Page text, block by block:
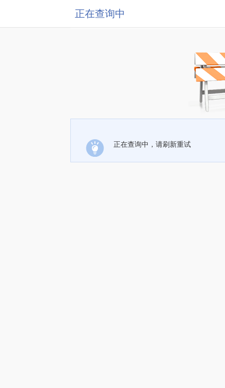
正在查询中
正在查询中，请刷新重试